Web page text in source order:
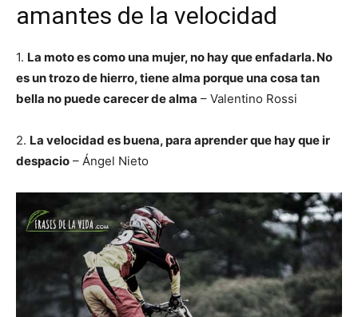
amantes de la velocidad
1. La moto es como una mujer, no hay que enfadarla. No
es un trozo de hierro, tiene alma porque una cosa tan
bella no puede carecer de alma – Valentino Rossi
2. La velocidad es buena, para aprender que hay que ir
despacio – Ángel Nieto